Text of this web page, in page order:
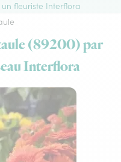
fleuriste Interflora
(89200) par
Interflora